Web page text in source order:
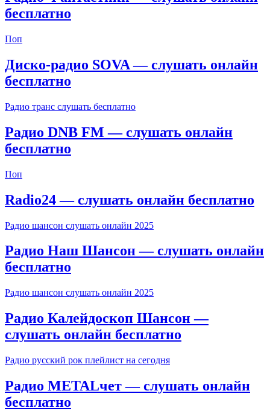
бесплатно
Поп
Диско-радио SOVA — слушать онлайн
бесплатно
Радио транс слушать бесплатно
Радио DNB FM — слушать онлайн
бесплатно
Поп
Radio24 — слушать онлайн бесплатно
Радио шансон слушать онлайн 2025
Радио Наш Шансон — слушать онлайн
бесплатно
Радио шансон слушать онлайн 2025
Радио Калейдоскоп Шансон —
слушать онлайн бесплатно
Радио русский рок плейлист на сегодня
Радио METALчет — слушать онлайн
бесплатно